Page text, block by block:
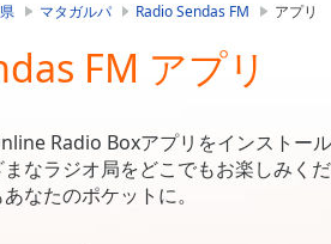
マタガルパ Radio Sendas FM アプリ
FM アプリ
Radio Boxアプリをインストール
なラジオ局をどこでもお楽しみく
なたのポケットに。